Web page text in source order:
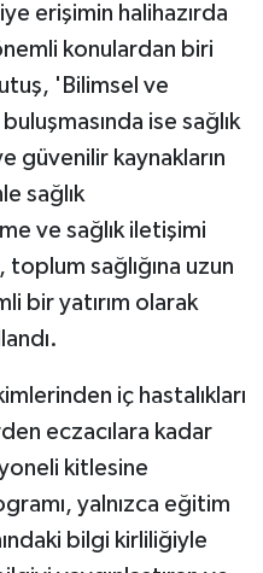
erişimin halihazırda
konulardan biri
'Bilimsel ve
ise sağlık
güvenilir kaynakların
sağlık
ve sağlık iletişimi
sağlığına uzun
bir yatırım olarak
iç hastalıkları
eczacılara kadar
kitlesine
yalnızca eğitim
bilgi kirliliğiyle